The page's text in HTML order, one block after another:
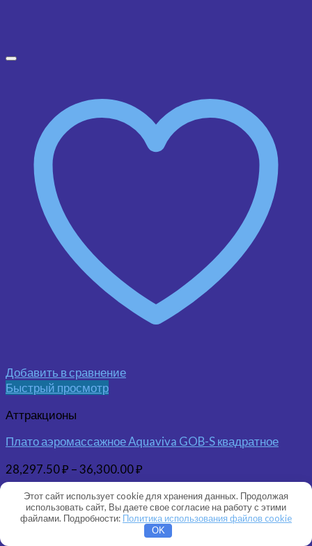
Добавить в сравнение
Быстрый просмотр
Аттракционы
Плато аэромассажное Aquaviva GOB-S квадратное
28,297.50₽ –36,300.00₽
Этот сайт использует cookie для хранения данных. Продолжая
использовать сайт, Вы даете свое согласие на работу с этими
файлами. Подробности: Политика использования файлов cookie
OK